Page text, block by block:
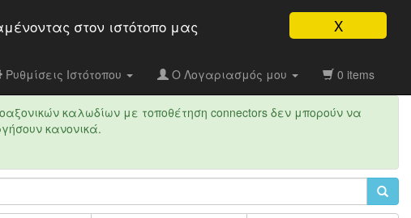
X
στον ιστότοπo μας
Ρυθμίσεις Ιστότοπου Ο Λογαριασμός μου 0 items
καλωδίων με τοποθέτηση connectors δεν μπορούν να
κανονικά.